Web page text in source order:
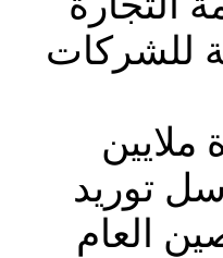
أساسية للشركات
توريد
دولار في الصين العام